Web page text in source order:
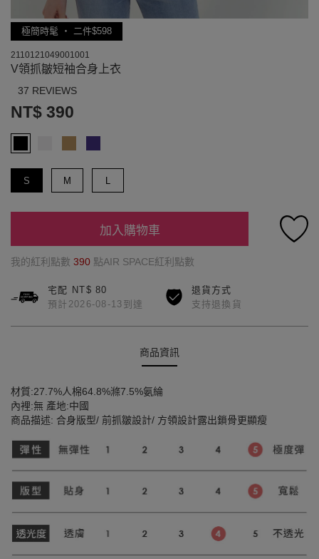
極簡時髦 ‧ 二件$598
2110121049001001
V領抓皺短袖合身上衣
37 REVIEWS
NT$ 390
S M L
加入購物車
我的紅利點數 390 點AIR SPACE紅利點數
宅配 NT$ 80
預計2026-08-13到達
退貨方式
支持退換貨
商品資訊
材質:27.7%人棉64.8%滌7.5%氨綸
內裡:無 產地:中國
商品描述: 合身版型/ 前抓皺設計/ 方領設計露出鎖骨更顯瘦